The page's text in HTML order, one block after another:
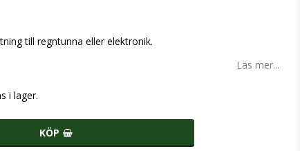
till regntunna eller elektronik.
Läs mer...
i lager.
KÖP